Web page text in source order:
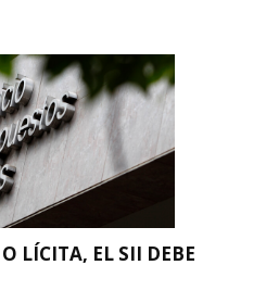
LÍCITA, EL SII DEBE